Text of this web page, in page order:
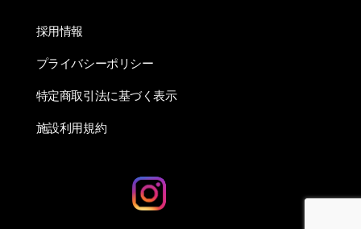
採用情報
プライバシーポリシー
特定商取引法に基づく表示
施設利用規約